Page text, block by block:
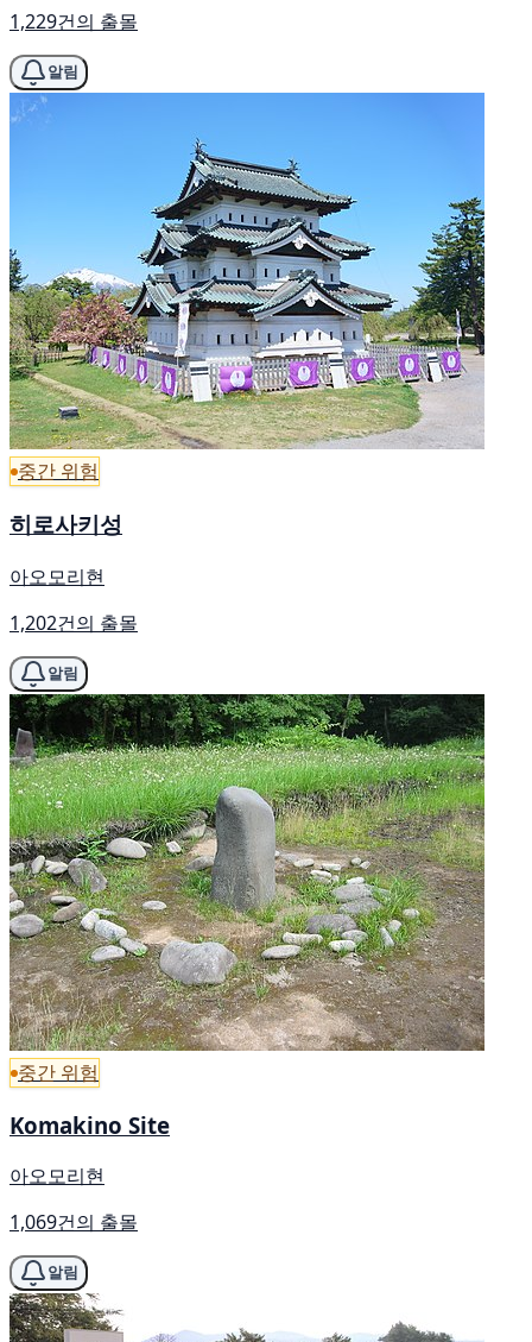
1,229건의 출몰
알림
중간 위험
히로사키성
아오모리현
1,202건의 출몰
알림
중간 위험
Komakino Site
아오모리현
1,069건의 출몰
알림